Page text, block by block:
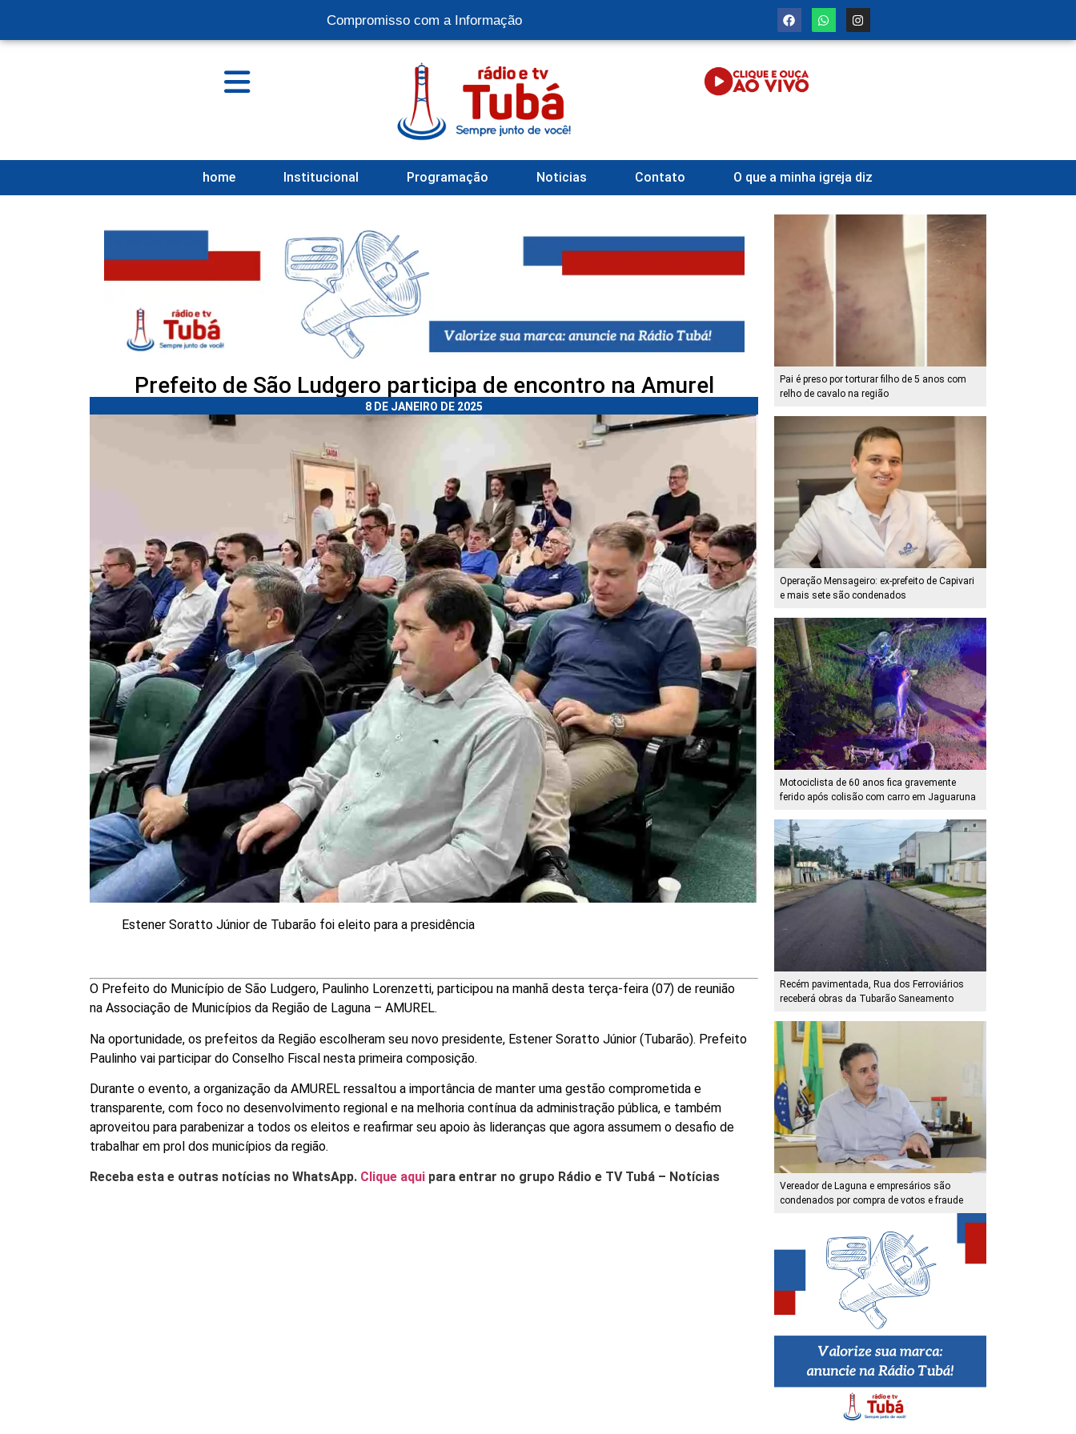
Compromisso com a Informação
home Institucional Programação Noticias Contato O que a minha igreja diz
Prefeito de São Ludgero participa de encontro na Amurel
8 DE JANEIRO DE 2025
Estener Soratto Júnior de Tubarão foi eleito para a presidência
O Prefeito do Município de São Ludgero, Paulinho Lorenzetti, participou na manhã desta terça-feira (07) de reunião
na Associação de Municípios da Região de Laguna – AMUREL.
Na oportunidade, os prefeitos da Região escolheram seu novo presidente, Estener Soratto Júnior (Tubarão). Prefeito
Paulinho vai participar do Conselho Fiscal nesta primeira composição.
Durante o evento, a organização da AMUREL ressaltou a importância de manter uma gestão comprometida e
transparente, com foco no desenvolvimento regional e na melhoria contínua da administração pública, e também
aproveitou para parabenizar a todos os eleitos e reafirmar seu apoio às lideranças que agora assumem o desafio de
trabalhar em prol dos municípios da região.
Receba esta e outras notícias no WhatsApp. Clique aqui para entrar no grupo Rádio e TV Tubá – Notícias
Pai é preso por torturar filho de 5 anos com
relho de cavalo na região
Operação Mensageiro: ex-prefeito de Capivari
e mais sete são condenados
Motociclista de 60 anos fica gravemente
ferido após colisão com carro em Jaguaruna
Recém pavimentada, Rua dos Ferroviários
receberá obras da Tubarão Saneamento
Vereador de Laguna e empresários são
condenados por compra de votos e fraude